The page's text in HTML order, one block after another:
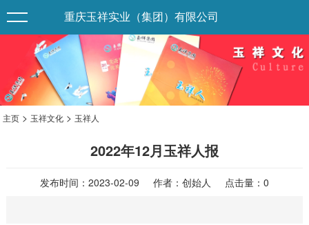
重庆玉祥实业（集团）有限公司
主页 > 玉祥文化 > 玉祥人
2022年12月玉祥人报
发布时间：2023-02-09 作者：创始人 点击量： 0